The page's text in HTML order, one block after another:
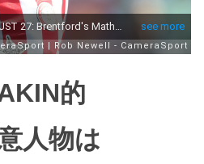
的
人物は